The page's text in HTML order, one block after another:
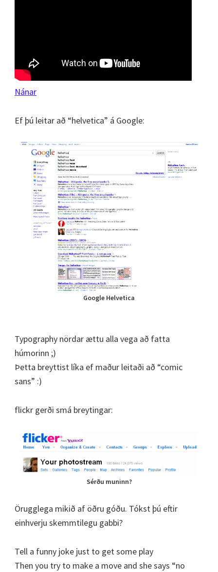
Nánar
Ef þú leitar að “helvetica” á Google:
Google Helvetica
Typography nördar ættu alla vega að fatta
húmorinn ;)
Þetta breyttist líka ef maður leitaði að “comic
sans” :)
flickr gerði smá breytingar:
Sérðu muninn?
Örugglega mikið af öðru góðu. Tókst þú eftir
einhverju skemmtilegu gabbi?
Tell a funny joke just to get some play
Then you try to make a move and she says “no